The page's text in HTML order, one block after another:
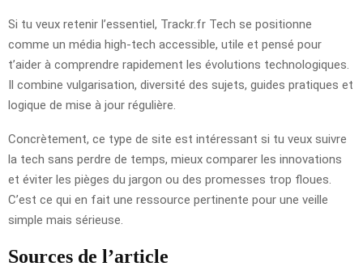
Si tu veux retenir l’essentiel, Trackr.fr Tech se positionne
comme un média high-tech accessible, utile et pensé pour
t’aider à comprendre rapidement les évolutions technologiques.
Il combine vulgarisation, diversité des sujets, guides pratiques et
logique de mise à jour régulière.
Concrètement, ce type de site est intéressant si tu veux suivre
la tech sans perdre de temps, mieux comparer les innovations
et éviter les pièges du jargon ou des promesses trop floues.
C’est ce qui en fait une ressource pertinente pour une veille
simple mais sérieuse.
Sources de l’article